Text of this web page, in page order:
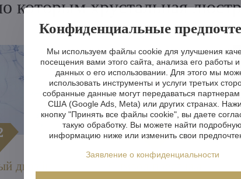
которым хрустальная
дизайн
Конфиденциальные
Мы используем файлы cookie для улучшения
посещения вами этого сайта, анализа его работы
данных о его использовании. Для этого мы
использовать инструменты и услуги третьих
собранные данные могут передаваться партнерам
США (Google Ads, Meta) или других странах.
кнопку "Принять все файлы cookie", вы даете
такую обработку. Вы можете найти подробную
информацию ниже или изменить свои
Заявление о конфиденциальности